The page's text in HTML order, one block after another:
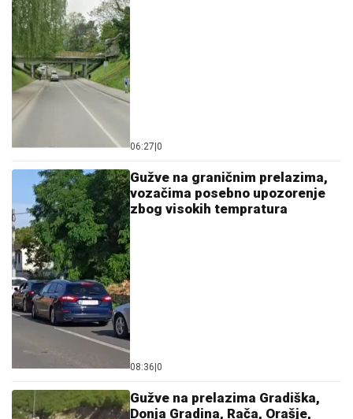
06:27 0
Gužve na graničnim prelazima,
vozačima posebno upozorenje
zbog visokih tempratura
08:36 0
Gužve na prelazima Gradiška,
Donja Gradina, Rača, Orašje,